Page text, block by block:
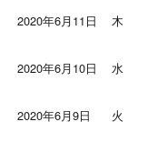
2020年6月11日 木
2020年6月10日 水
2020年6月9日 火